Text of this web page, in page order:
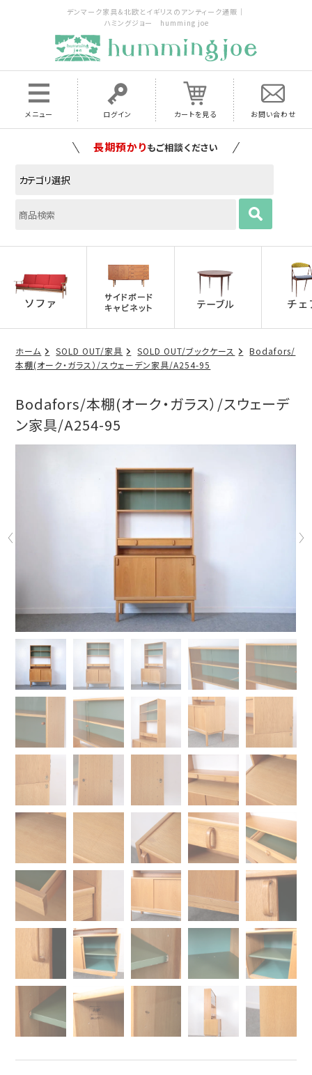
デンマーク家具＆北欧とイギリスのアンティーク通販｜
ハミングジョー humming joe
メニュー ログイン カートを見る お問い合わせ
家具の配送料は全国当店で負担いたします
ホーム SOLD OUT/家具 SOLD OUT/ブックケース
Bodafors/
本棚(オーク・ガラス）/スウェーデン家具/A254-95
Bodafors/本棚(オーク・ガラス）/スウェーデ
ン家具/A254-95